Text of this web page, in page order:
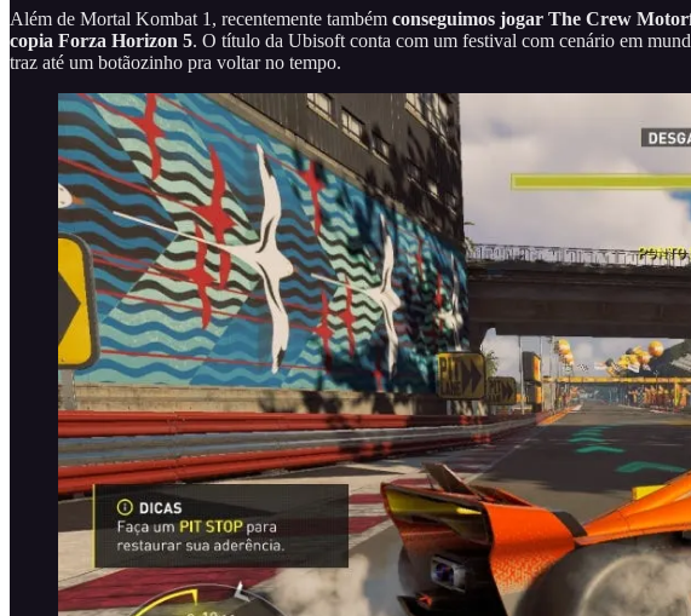
Além de Mortal Kombat 1, recentemente também conseguimos jogar The Crew
copia Forza Horizon 5. O título da Ubisoft conta com um festival com cenário em
traz até um botãozinho pra voltar no tempo.